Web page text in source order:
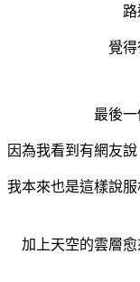
覺
最後
因為我看到有網友
我本來也是這樣說
加上天空的雲層